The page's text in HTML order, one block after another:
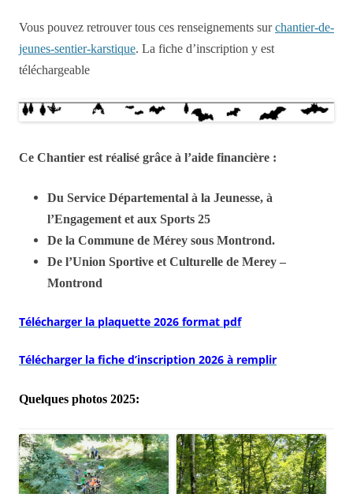
Vous pouvez retrouver tous ces renseignements surchantier-de-
jeunes-sentier-karstique. La fiche d’inscription y est
téléchargeable
Ce Chantier est réalisé grâce à l’aide financière :
Du Service Départemental à la Jeunesse, à
l’Engagement et aux Sports 25
De la Commune de Mérey sous Montrond.
De l’Union Sportive et Culturelle de Merey –
Montrond
Télécharger la plaquette 2026 format pdf
Télécharger la fiche d’inscription 2026 à remplir
Quelques photos 2025: